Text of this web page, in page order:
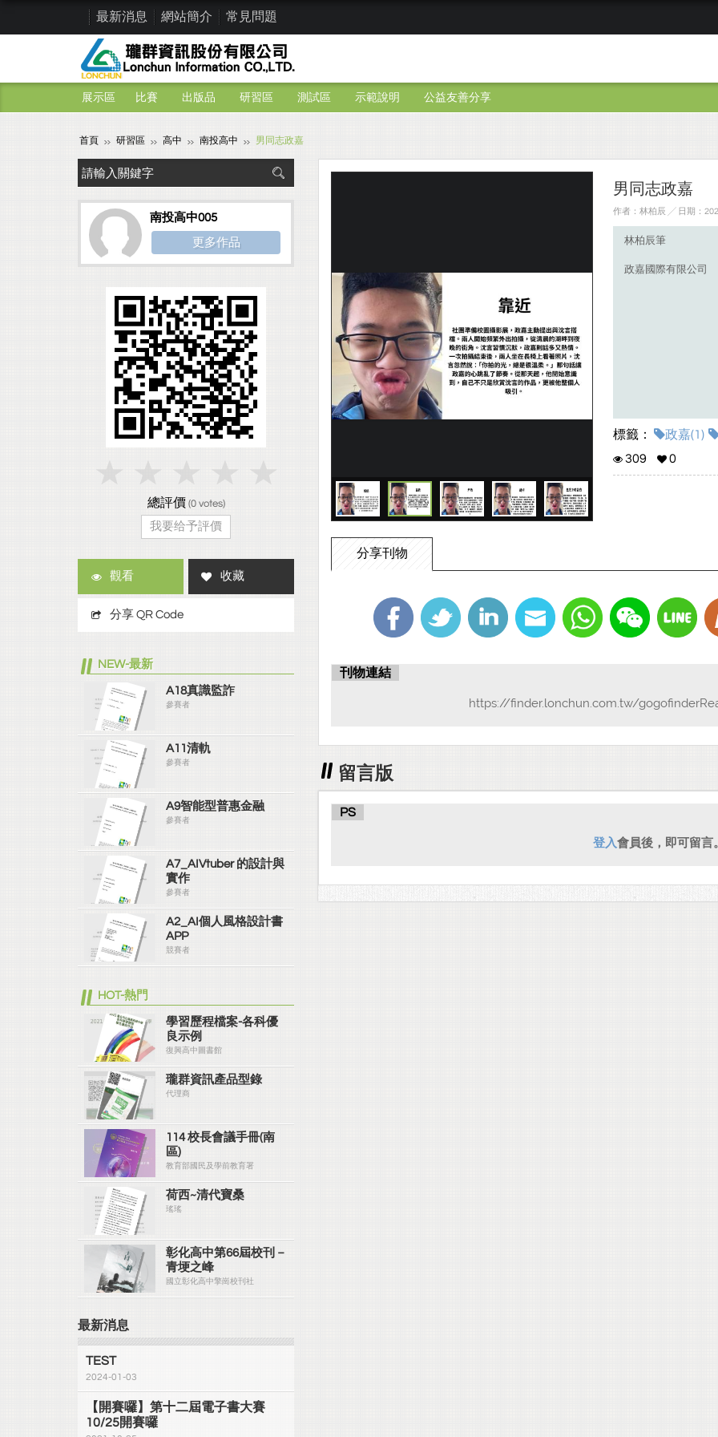
最新消息 網站簡介 常見問題
展示區 比賽 出版品 研習區 測試區 示範說明 公益友善分享
首頁 研習區 高中 南投高中 男同志政嘉
男同志政嘉
作者：林柏辰 ╱ 日期：
林柏辰筆
政嘉國際有限公司
標籤：
政嘉(1)
309
0
分享刊物
刊物連結
https://finder.lonchun.com.tw/
留言版
PS
登入會員後，即可留言
南投高中005
更多作品
總評價 (0votes)
我要给予評價
觀看 收藏
分享 QR Code
NEW-最新
A18真識監詐
參賽者
A11清軌
參賽者
A9智能型普惠金融
參賽者
A7_AIVtuber 的設計與
實作
參賽者
A2_AI個人風格設計書
APP
競賽者
HOT-熱門
學習歷程檔案-各科優
良示例
復興高中圖書館
瓏群資訊產品型錄
代理商
114 校長會議手冊(南
區)
教育部國民及學前教育署
荷西~清代寶桑
瑤瑤
彰化高中第66屆校刊－
青埂之峰
國立彰化高中擎崗校刊社
最新消息
TEST
2024-01-03
【開賽囉】第十二屆電子書大賽
10/25開賽囉